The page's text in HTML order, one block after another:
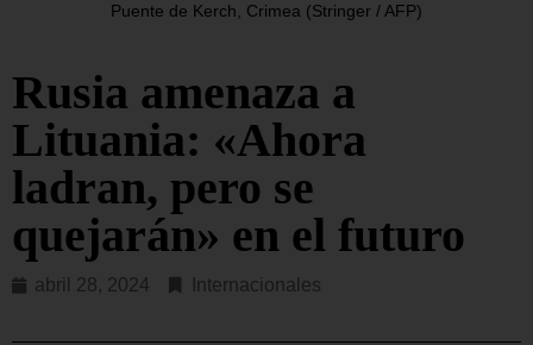
Puente de Kerch, Crimea (Stringer / AFP)
Rusia amenaza a
Lituania: «Ahora
ladran, pero se
quejarán» en el futuro
abril 28, 2024 Internacionales